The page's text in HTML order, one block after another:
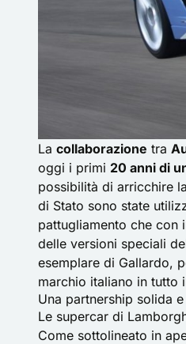
La collaborazione tra
oggi i primi 20 anni di
possibilità di arricchire
di Stato sono state
pattugliamento che con
delle versioni speciali
esemplare di Gallardo,
marchio italiano in tutto
Una partnership solida
Le supercar di
Come sottolineato in